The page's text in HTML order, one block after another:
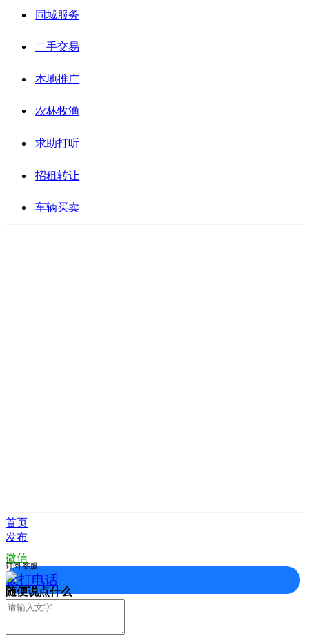
同城服务
二手交易
本地推广
农林牧渔
求助打听
招租转让
车辆买卖
首页
发布
微信
拨打电话
订阅 客服
随便说点什么